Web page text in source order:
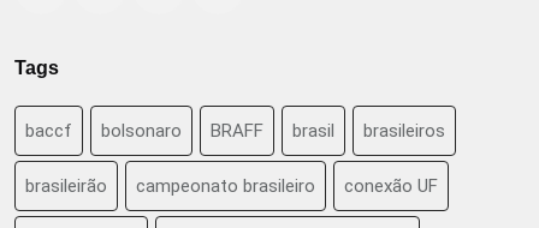
Tags
baccf bolsonaro BRAFF brasil brasileiros
brasileirão campeonato brasileiro conexão UF